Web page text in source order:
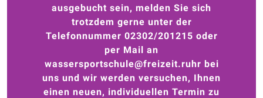
ausgebucht sein, melden Sie sich
trotzdem gerne unter der
Telefonnummer 02302/201215 oder
per Mail an
wassersportschule@freizeit.ruhr bei
uns und wir werden versuchen, Ihnen
einen neuen, individuellen Termin zu